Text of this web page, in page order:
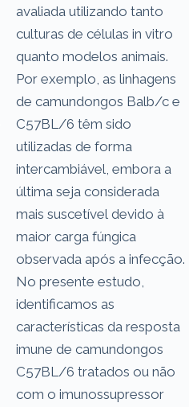
avaliada utilizando tanto
culturas de células in vitro
quanto modelos animais.
Por exemplo, as linhagens
de camundongos Balb/c e
C57BL/6 têm sido
utilizadas de forma
intercambiável, embora a
última seja considerada
mais suscetível devido à
maior carga fúngica
observada após a infecção.
No presente estudo,
identificamos as
características da resposta
imune de camundongos
C57BL/6 tratados ou não
com o imunossupressor